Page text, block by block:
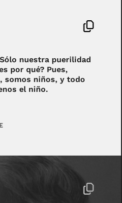
nuestra puerilidad
por qué? Pues,
somos niños, y todo
el niño.